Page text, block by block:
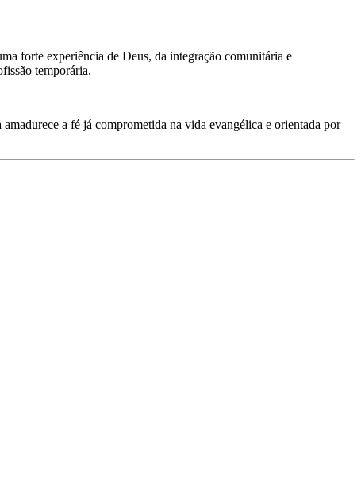
forte experiência de Deus, da integração comunitária e
temporária.
a fé já comprometida na vida evangélica e orientada por